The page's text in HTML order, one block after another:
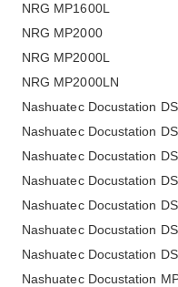
NRG MP1600L
NRG MP2000
NRG MP2000L
NRG MP2000LN
Nashuatec Docustation
Nashuatec Docustation
Nashuatec Docustation
Nashuatec Docustation
Nashuatec Docustation
Nashuatec Docustation
Nashuatec Docustation
Nashuatec Docustation